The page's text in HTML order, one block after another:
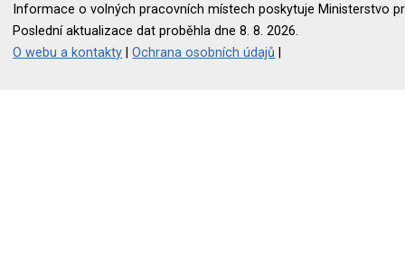
Informace o volných pracovních místech poskytuje Ministerstvo
Poslední aktualizace dat proběhla dne 8. 8. 2026.
O webu a kontakty |Ochrana osobních údajů